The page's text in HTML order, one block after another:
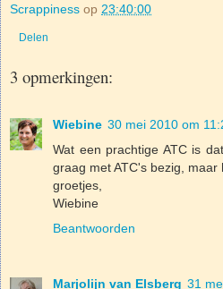
Scrappiness op 23:40:00
Delen
3 opmerkingen:
Wiebine 30 mei 2010 om
Wat een prachtige ATC is
graag met ATC's bezig, maar
groetjes,
Wiebine
Beantwoorden
Marjolijn van Elsberg 31